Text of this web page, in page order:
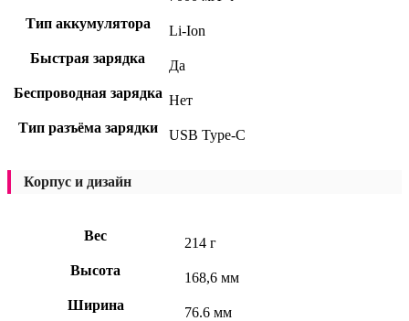
Тип аккумулятора
Li-Ion
Быстрая зарядка
Да
Беспроводная зарядка Нет
Тип разъёма зарядки
USB Type-C
Корпус и дизайн
Вес
214 г
Высота
168,6 мм
Ширина
76.6 мм